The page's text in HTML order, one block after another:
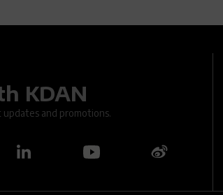
KDAN
and promotions.
Oops... An issue occurred when